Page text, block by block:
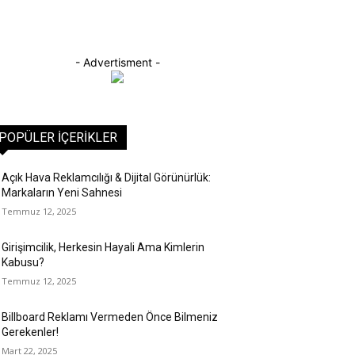
- Advertisment -
İÇERIKLER
Açık Hava Reklamcılığı & Dijital Görünürlük:
Markaların Yeni Sahnesi
Temmuz 12, 2025
Girişimcilik, Herkesin Hayali Ama Kimlerin
Kabusu?
Temmuz 12, 2025
Billboard Reklamı Vermeden Önce Bilmeniz
Gerekenler!
Mart 22, 2025